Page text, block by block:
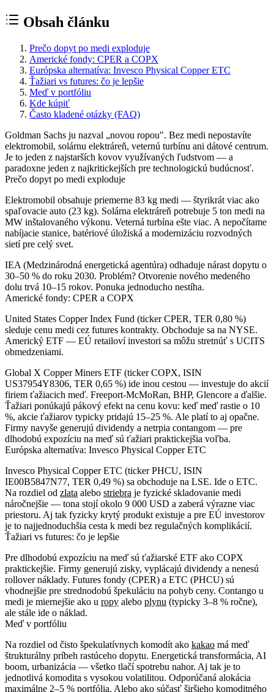
Obsah článku
Prečo dopyt po medi exploduje
Americké fondy: CPER a COPX
Európska alternatíva: Invesco Physical Copper ETC
Ťažiari vs futures: čo je lepšie
Meď v portfóliu
Kde kúpiť
Často kladené otázky (FAQ)
Goldman Sachs ju nazval „novou ropou". Bez medi nepostavíte
elektromobil, solárnu elektráreň, veternú turbínu ani dátové centrum.
Je to jeden z najstarších kovov využívaných ľudstvom — a
paradoxne jeden z najkritickejších pre technologickú budúcnosť.
Prečo dopyt po medi exploduje
Elektromobil obsahuje priemerne 83 kg medi — štyrikrát viac ako
spaľovacie auto (23 kg). Solárna elektráreň potrebuje 5 ton medi na
MW inštalovaného výkonu. Veterná turbína ešte viac. A nepočítame
nabíjacie stanice, batériové úložiská a modernizáciu rozvodných
sietí pre celý svet.
IEA (Medzinárodná energetická agentúra) odhaduje nárast dopytu o
30–50 % do roku 2030. Problém? Otvorenie nového medeného
dolu trvá 10–15 rokov. Ponuka jednoducho nestíha.
Americké fondy: CPER a COPX
United States Copper Index Fund (ticker CPER, TER 0,80 %)
sleduje cenu medi cez futures kontrakty. Obchoduje sa na NYSE.
Americký ETF — EÚ retailoví investori sa môžu stretnúť s UCITS
obmedzeniami.
Global X Copper Miners ETF (ticker COPX, ISIN
US37954Y8306, TER 0,65 %) ide inou cestou — investuje do akcií
firiem ťažiacich meď. Freeport-McMoRan, BHP, Glencore a ďalšie.
Ťažiari ponúkajú pákový efekt na cenu kovu: keď meď rastie o 10
%, akcie ťažiarov typicky pridajú 15–25 %. Ale platí to aj opačne.
Firmy navyše generujú dividendy a netrpia contangom — pre
dlhodobú expozíciu na meď sú ťažiari praktickejšia voľba.
Európska alternatíva: Invesco Physical Copper ETC
Invesco Physical Copper ETC (ticker PHCU, ISIN
IE00B5847N77, TER 0,49 %) sa obchoduje na LSE. Ide o ETC.
Na rozdiel od zlata alebo striebra je fyzické skladovanie medi
náročnejšie — tona stojí okolo 9 000 USD a zaberá výrazne viac
priestoru. Aj tak fyzicky krytý produkt existuje a pre EÚ investorov
je to najjednoduchšia cesta k medi bez regulačných komplikácií.
Ťažiari vs futures: čo je lepšie
Pre dlhodobú expozíciu na meď sú ťažiarské ETF ako COPX
praktickejšie. Firmy generujú zisky, vyplácajú dividendy a nenesú
rollover náklady. Futures fondy (CPER) a ETC (PHCU) sú
vhodnejšie pre strednodobú špekuláciu na pohyb ceny. Contango u
medi je miernejšie ako u ropy alebo plynu (typicky 3–8 % ročne),
ale stále ide o náklad.
Meď v portfóliu
Na rozdiel od čisto špekulatívnych komodít ako kakao má meď
štrukturálny príbeh rastúceho dopytu. Energetická transformácia, AI
boom, urbanizácia — všetko tlačí spotrebu nahor. Aj tak je to
jednotlivá komodita s vysokou volatilitou. Odporúčaná alokácia
maximálne 2–5 % portfólia. Alebo ako súčasť širšieho komoditného